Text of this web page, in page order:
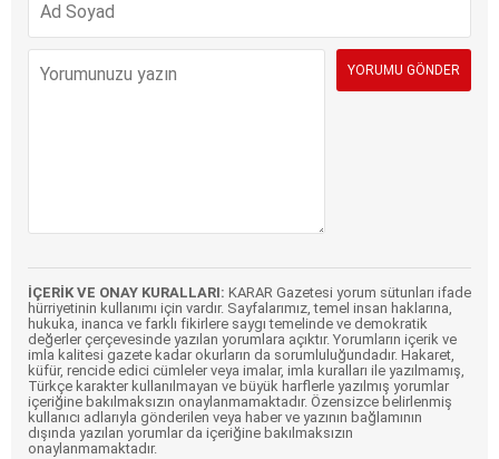
İÇERİK VE ONAY KURALLARI: KARAR Gazetesi yorum sütunları ifade
hürriyetinin kullanımı için vardır. Sayfalarımız, temel insan haklarına,
hukuka, inanca ve farklı fikirlere saygı temelinde ve demokratik
değerler çerçevesinde yazılan yorumlara açıktır. Yorumların içerik ve
imla kalitesi gazete kadar okurların da sorumluluğundadır. Hakaret,
küfür, rencide edici cümleler veya imalar, imla kuralları ile yazılmamış,
Türkçe karakter kullanılmayan ve büyük harflerle yazılmış yorumlar
içeriğine bakılmaksızın onaylanmamaktadır. Özensizce belirlenmiş
kullanıcı adlarıyla gönderilen veya haber ve yazının bağlamının
dışında yazılan yorumlar da içeriğine bakılmaksızın
onaylanmamaktadır.